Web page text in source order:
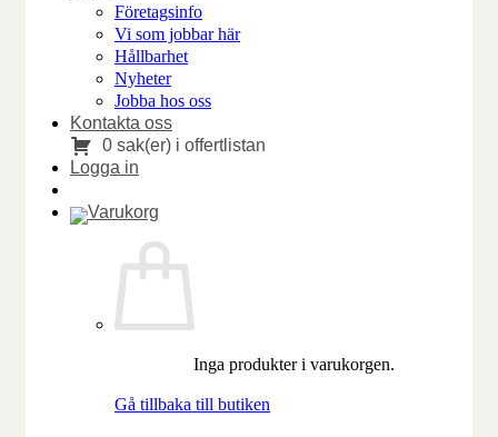
Företagsinfo
Vi som jobbar här
Hållbarhet
Nyheter
Jobba hos oss
Kontakta oss
0 sak(er) i offertlistan
Logga in
Inga produkter i varukorgen.
Gå tillbaka till butiken